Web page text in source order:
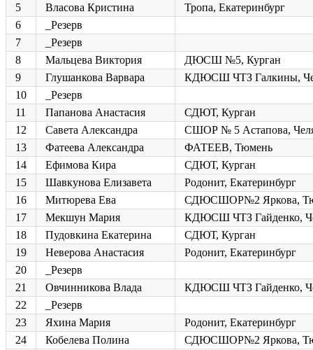
5
Власова Кристина
Тропа, Екатеринбург
6
_Резерв
7
_Резерв
8
Мальцева Виктория
ДЮСШ №5, Курган
9
Глушанкова Варвара
КДЮСШ ЧТЗ Галкины,
10
_Резерв
11
Папанова Анастасия
СДЮТ, Курган
12
Савета Александра
СШОР № 5 Астапова,
13
Фатеева Александра
ФАТЕЕВ, Тюмень
14
Ефимова Кира
СДЮТ, Курган
15
Шавкунова Елизавета
Родонит, Екатеринбург
16
Митюрева Ева
СДЮСШОР№2 Яркова,
17
Мекшун Мария
КДЮСШ ЧТЗ Гайденко,
18
Пудовкина Екатерина
СДЮТ, Курган
19
Неверова Анастасия
Родонит, Екатеринбург
20
_Резерв
21
Овчинникова Влада
КДЮСШ ЧТЗ Гайденко,
22
_Резерв
23
Яхина Мария
Родонит, Екатеринбург
24
Кобелева Полина
СДЮСШОР№2 Яркова,